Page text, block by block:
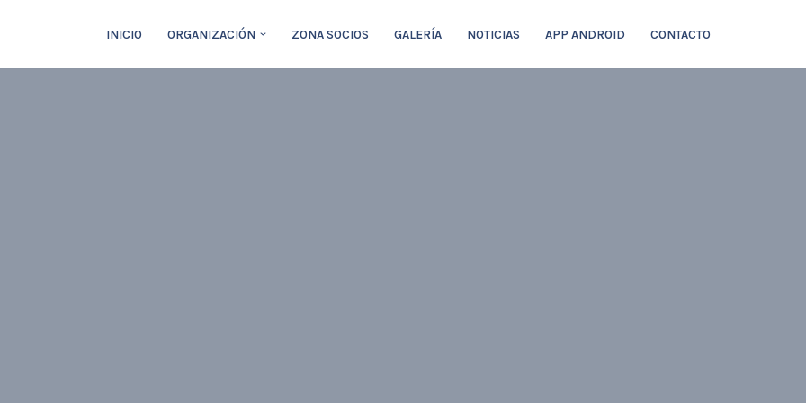
INICIO ORGANIZACIÓN ZONA SOCIOS GALERÍA NOTICIAS APP ANDROID CONTACTO